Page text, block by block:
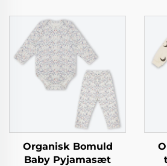
Organisk Bomuld
Baby Pyjamasæt